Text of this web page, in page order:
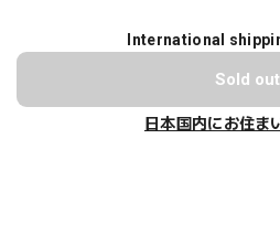
International
Sold out
日本国内にお住ま